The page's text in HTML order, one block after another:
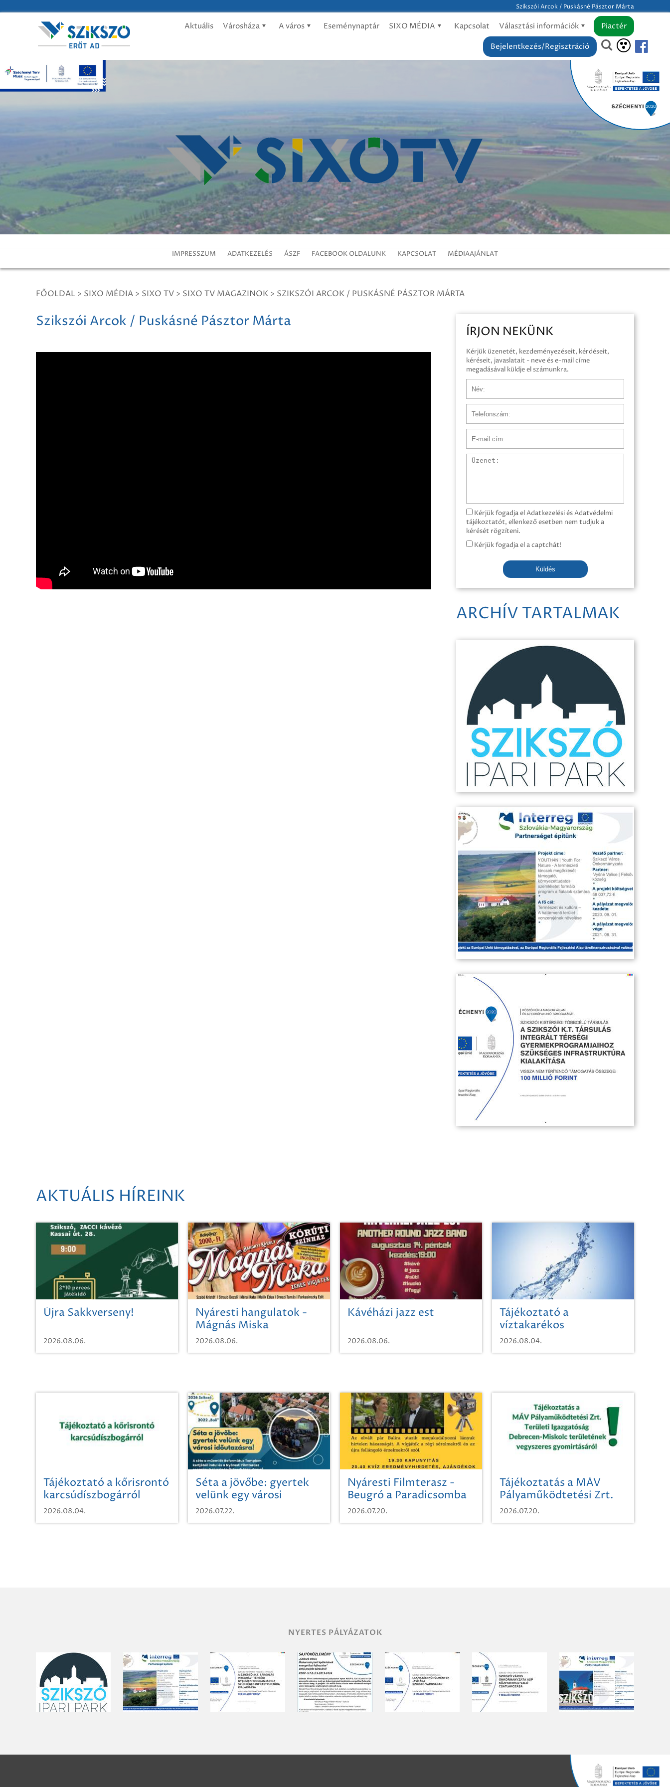
Szikszói Arcok / Puskásné Pásztor Márta
Aktuális Városháza A város Eseménynaptár SIXO MÉDIA Kapcsolat Választási információk
Piactér
Bejelentkezés/Regisztráció
IMPRESSZUM ADATKEZELÉS ÁSZF FACEBOOK OLDALUNK KAPCSOLAT MÉDIAAJÁNLAT
FŐOLDAL > SIXO MÉDIA > SIXO TV > SIXO TV MAGAZINOK > SZIKSZÓI ARCOK / PUSKÁSNÉ PÁSZTOR MÁRTA
Szikszói Arcok / Puskásné Pásztor Márta
ÍRJON NEKÜNK
Kérjük üzenetét, kezdeményezéseit, kérdéseit,
kéréseit, javaslatait - neve és e-mail címe
megadásával küldje el számunkra.
Üzenet
Kérjük fogadja el Adatkezelési és Adatvédelmi
tájékoztatót, ellenkező esetben nem tudjuk a
kérését rögzíteni.
Kérjük fogadja el a captchát!
Küldés
ARCHÍV TARTALMAK
AKTUÁLIS HÍREINK
Újra Sakkverseny!
2026.08.06.
Nyáresti hangulatok -
Mágnás Miska
2026.08.06.
Kávéházi jazz est
2026.08.06.
Tájékoztató a
víztakarékos
vízhasználatról
2026.08.04.
Tájékoztató a kőrisrontó
karcsúdíszbogárról
2026.08.04.
Séta a jövőbe: gyertek
velünk egy városi
időutazásra!
2026.07.22.
Nyáresti Filmterasz -
Beugró a Paradicsomba
2026.07.20.
Tájékoztatás a MÁV
Pályaműködtetési Zrt.
Területi Igazgatóság
Debrecen-Miskolc
2026.07.20.
NYERTES PÁLYÁZATOK